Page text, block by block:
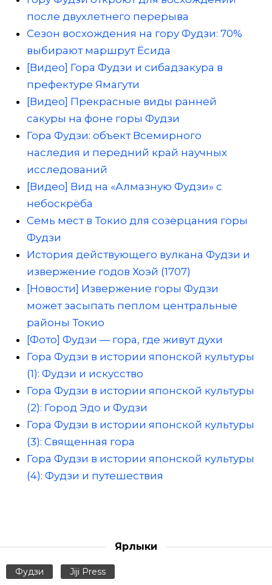
после двухлетнего перерыва
Сезон восхождения на гору Фудзи: 70%
выбирают маршрут Ёсида
[Видео] Гора Фудзи и сибадзакура в
префектуре Ямагути
[Видео] Прекрасные виды ранней
сакуры на фоне горы Фудзи
Гора Фудзи: объект Всемирного
наследия и передний край научных
исследований
[Видео] Вид на «Алмазную Фудзи» с
небоскрёба
Семь мест в Токио для созерцания горы
Фудзи
История действующего вулкана Фудзи и
извержение годов Хоэй (1707)
[Новости] Извержение горы Фудзи
может засыпать пеплом центральные
районы Токио
[Фото] Фудзи — гора, где живут духи
Гора Фудзи в истории японской культуры
(1): Фудзи и искусство
Гора Фудзи в истории японской культуры
(2): Город Эдо и Фудзи
Гора Фудзи в истории японской культуры
(3): Священная гора
Гора Фудзи в истории японской культуры
(4): Фудзи и путешествия
Ярлыки
Фудзи Jiji Press